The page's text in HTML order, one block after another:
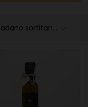
Zadano sortitanje